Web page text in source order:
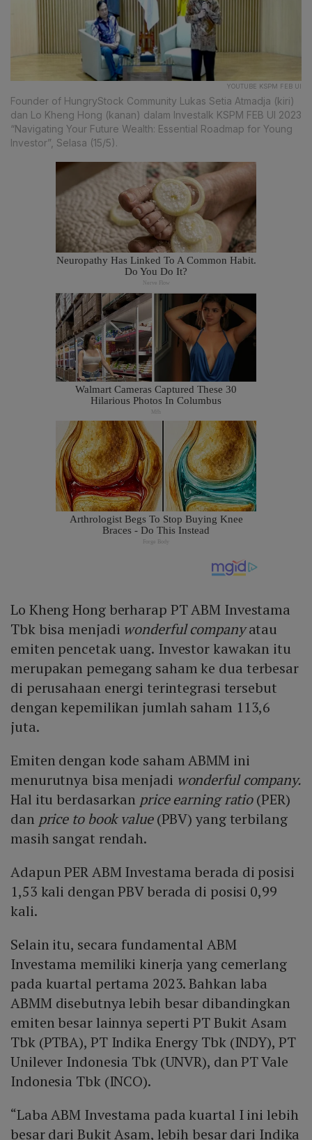
YOUTUBE KSPM FEB UI
Founder of HungryStock Community Lukas Setia Atmadja (kiri)
dan Lo Kheng Hong (kanan) dalam Investalk KSPM FEB UI 2023
“Navigating Your Future Wealth: Essential Roadmap for Young
Investor”, Selasa (15/5).
Lo Kheng Hong berharap PT ABM Investama
Tbk bisa menjadi wonderful companyatau
emiten pencetak uang. Investor kawakan itu
merupakan pemegang saham ke dua terbesar
di perusahaan energi terintegrasi tersebut
dengan kepemilikan jumlah saham 113,6
juta.
Emiten dengan kode saham ABMM ini
menurutnya bisa menjadi wonderful company.
Hal itu berdasarkan price earning ratio(PER)
dan price to book value(PBV) yang terbilang
masih sangat rendah.
Adapun PER ABM Investama berada di posisi
1,53 kali dengan PBV berada di posisi 0,99
kali.
Selain itu, secara fundamental ABM
Investama memiliki kinerja yang cemerlang
pada kuartal pertama 2023. Bahkan laba
ABMM disebutnya lebih besar dibandingkan
emiten besar lainnya seperti PT Bukit Asam
Tbk (PTBA), PT Indika Energy Tbk (INDY), PT
Unilever Indonesia Tbk (UNVR), dan PT Vale
Indonesia Tbk (INCO).
“Laba ABM Investama pada kuartal I ini lebih
besar dari Bukit Asam, lebih besar dari Indika